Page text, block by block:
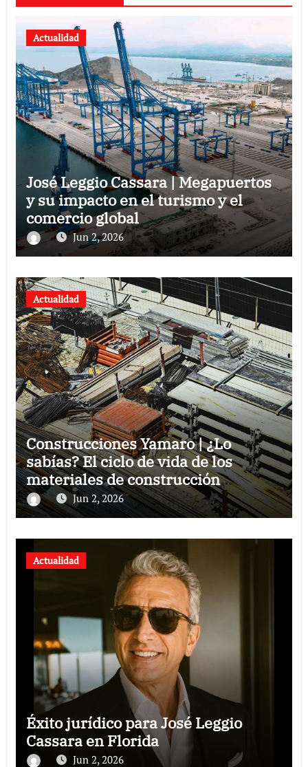
Actualidad
José Leggio Cassara | Megapuertos
y su impacto en el turismo y el
comercio global
Jun 2, 2026
Actualidad
Construcciones Yamaro | ¿Lo
sabías? El ciclo de vida de los
materiales de construcción
revoluciona eficiencia en proyectos
modernos
Jun 2, 2026
Actualidad
Éxito jurídico para José Leggio
Cassara en Florida
Jun 2, 2026